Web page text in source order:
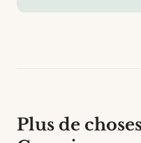
Plus de